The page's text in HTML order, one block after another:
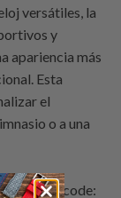
versátiles, la
y
apariencia más
Esta
el
o a una
porStrapcode: